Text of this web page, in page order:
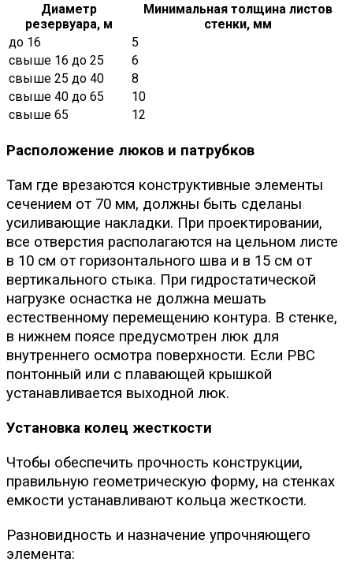
Диаметр
резервуара, м
Минимальная толщина листов
стенки, мм
до 16
5
свыше 16 до 25
6
свыше 25 до 40
8
свыше 40 до 65
10
свыше 65
12
Расположение люков и патрубков
Там где врезаются конструктивные элементы
сечением от 70 мм, должны быть сделаны
усиливающие накладки. При проектировании,
все отверстия располагаются на цельном листе
в 10 см от горизонтального шва и в 15 см от
вертикального стыка. При гидростатической
нагрузке оснастка не должна мешать
естественному перемещению контура. В стенке,
в нижнем поясе предусмотрен люк для
внутреннего осмотра поверхности. Если РВС
понтонный или с плавающей крышкой
устанавливается выходной люк.
Установка колец жесткости
Чтобы обеспечить прочность конструкции,
правильную геометрическую форму, на стенках
емкости устанавливают кольца жесткости.
Разновидность и назначение упрочняющего
элемента: